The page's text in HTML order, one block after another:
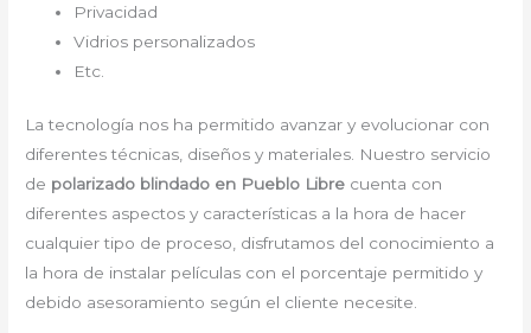
Privacidad
Vidrios personalizados
Etc.
La tecnología nos ha permitido avanzar y evolucionar con
diferentes técnicas, diseños y materiales. Nuestro servicio
de polarizado blindado en Pueblo Libre cuenta con
diferentes aspectos y características a la hora de hacer
cualquier tipo de proceso, disfrutamos del conocimiento a
la hora de instalar películas con el porcentaje permitido y
debido asesoramiento según el cliente necesite.